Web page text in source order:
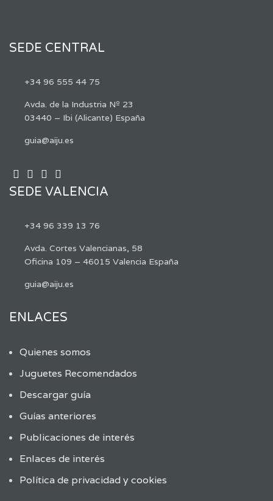
SEDE CENTRAL
+34 96 555 44 75
Avda. de la Industria Nº 23
03440 – Ibi (Alicante) España
guia@aiju.es
SEDE VALENCIA
+34 96 339 13 76
Avda. Cortes Valencianas, 58
Oficina 109 – 46015 Valencia España
guia@aiju.es
ENLACES
Quienes somos
Juguetes Recomendados
Descargar guía
Guías anteriores
Publicaciones de interés
Enlaces de interés
Política de privacidad y cookies